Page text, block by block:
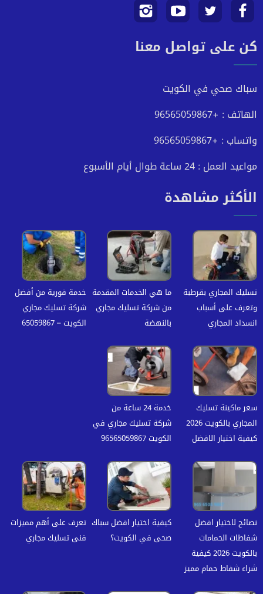
تابعنا
على
تابعنا
على
تابعنا
على
تابعنا
علىكن على تواصل معنا
سباك صحي في الكويت
الهاتف : +96565059867
واتساب : +96565059867
مواعيد العمل : 24 ساعة طوال أيام الأسبوع
الأكثر مشاهدة
تسليك المجاري بقرطبة
وتعرف على أسباب
انسداد المجاري
ما هي الخدمات المقدمة
من شركة تسليك مجاري
بالنهضة
خدمة فورية من أفضل
شركة تسليك مجاري
الكويت – 65059867
سعر ماكينة تسليك
المجاري بالكويت 2026
كيفية اختيار الافضل
خدمة 24 ساعة من
شركة تسليك مجاري في
الكويت 96565059867
نصائح لاختيار افضل
شفاطات الحمامات
بالكويت 2026 كيفية
شراء شفاط حمام مميز
كيفية اختيار افضل سباك
صحى في الكويت؟
تعرف على أهم مميزات
فنى تسليك مجاري